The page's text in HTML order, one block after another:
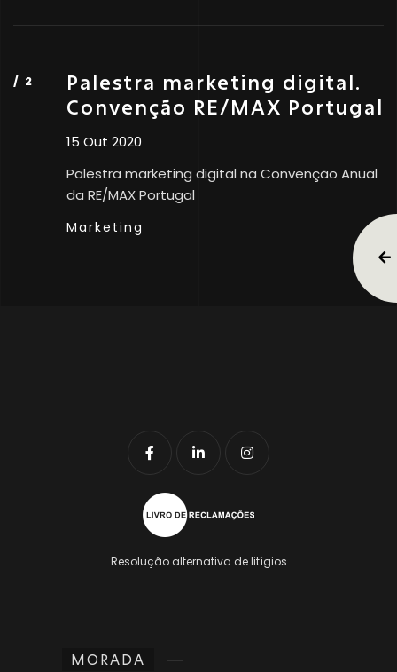
Palestra marketing digital.
Convenção RE/MAX Portugal
15 Out 2020
Palestra marketing digital na Convenção Anual
da RE/MAX Portugal
Marketing
Resolução alternativa de litígios
MORADA